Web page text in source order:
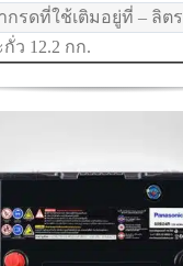
รดที่ใช้เติมอยู่ที่ – ลิตร
ว 12.2 กก.